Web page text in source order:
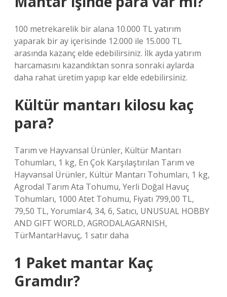
100 metrekarelik bir alana 10.000 TL yatırım
yaparak bir ay içerisinde 12.000 ile 15.000 TL
arasında kazanç elde edebilirsiniz. İlk ayda yatırım
harcamasını kazandıktan sonra sonraki aylarda
daha rahat üretim yapıp kar elde edebilirsiniz.
Kültür mantarı kilosu kaç
para?
Tarım ve Hayvansal Ürünler, Kültür Mantarı
Tohumları, 1 kg, En Çok Karşılaştırılan Tarım ve
Hayvansal Ürünler, Kültür Mantarı Tohumları, 1 kg,
Agrodal Tarım Ata Tohumu, Yerli Doğal Havuç
Tohumları, 1000 Atet Tohumu, Fiyatı 799,00 TL,
79,50 TL, Yorumlar4, 34, 6, Satıcı, UNUSUAL HOBBY
AND GIFT WORLD, AGRODALAGARNISH,
TürMantarHavuç, 1 satır daha
1 Paket mantar Kaç
Gramdır?